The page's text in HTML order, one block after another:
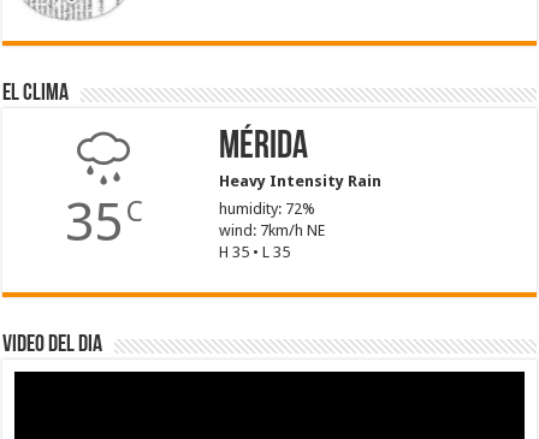
El Clima
35 C
Mérida
Heavy Intensity Rain
humidity: 72%
wind: 7km/h NE
H 35 • L 35
Video del dia